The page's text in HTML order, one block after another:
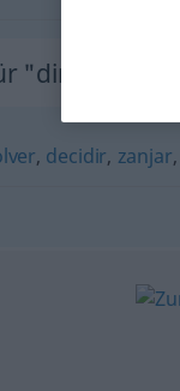
"dirimir"
, decidir, zanjar,